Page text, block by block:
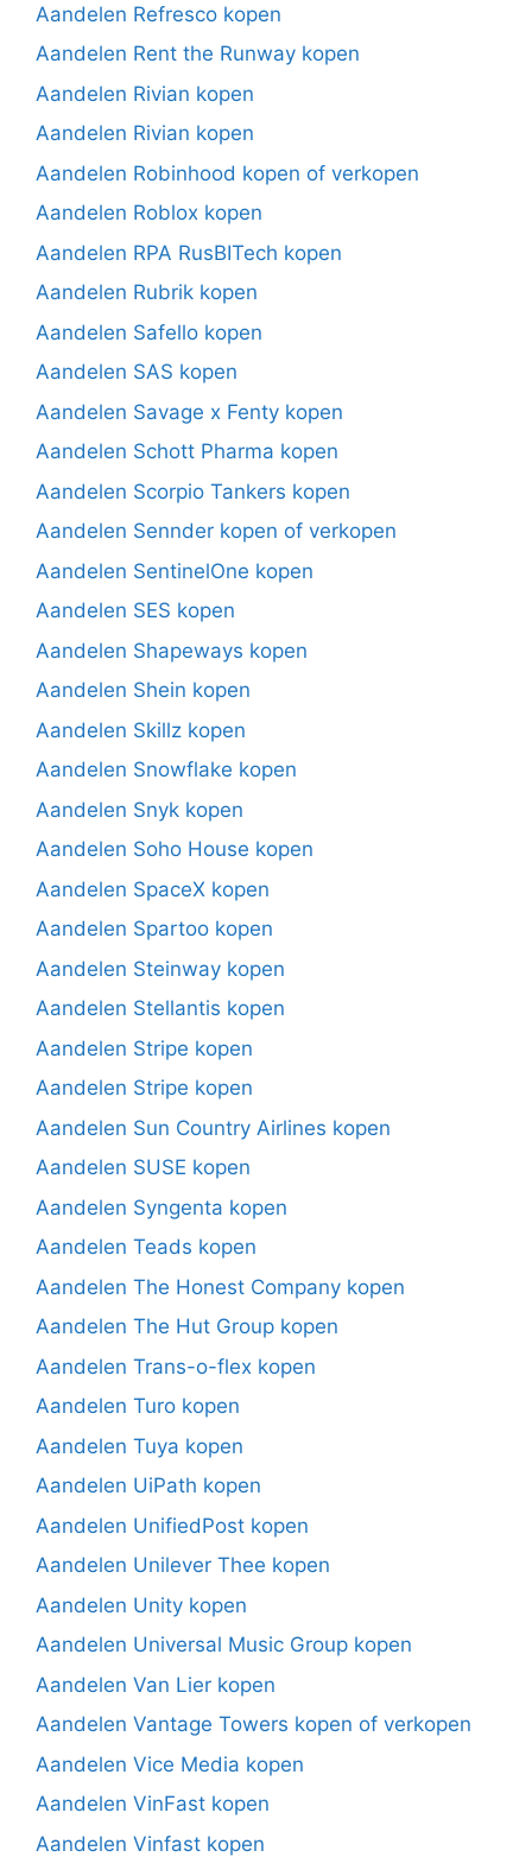
Aandelen Refresco kopen
Aandelen Rent the Runway kopen
Aandelen Rivian kopen
Aandelen Rivian kopen
Aandelen Robinhood kopen of verkopen
Aandelen Roblox kopen
Aandelen RPA RusBITech kopen
Aandelen Rubrik kopen
Aandelen Safello kopen
Aandelen SAS kopen
Aandelen Savage x Fenty kopen
Aandelen Schott Pharma kopen
Aandelen Scorpio Tankers kopen
Aandelen Sennder kopen of verkopen
Aandelen SentinelOne kopen
Aandelen SES kopen
Aandelen Shapeways kopen
Aandelen Shein kopen
Aandelen Skillz kopen
Aandelen Snowflake kopen
Aandelen Snyk kopen
Aandelen Soho House kopen
Aandelen SpaceX kopen
Aandelen Spartoo kopen
Aandelen Steinway kopen
Aandelen Stellantis kopen
Aandelen Stripe kopen
Aandelen Stripe kopen
Aandelen Sun Country Airlines kopen
Aandelen SUSE kopen
Aandelen Syngenta kopen
Aandelen Teads kopen
Aandelen The Honest Company kopen
Aandelen The Hut Group kopen
Aandelen Trans-o-flex kopen
Aandelen Turo kopen
Aandelen Tuya kopen
Aandelen UiPath kopen
Aandelen UnifiedPost kopen
Aandelen Unilever Thee kopen
Aandelen Unity kopen
Aandelen Universal Music Group kopen
Aandelen Van Lier kopen
Aandelen Vantage Towers kopen of verkopen
Aandelen Vice Media kopen
Aandelen VinFast kopen
Aandelen Vinfast kopen